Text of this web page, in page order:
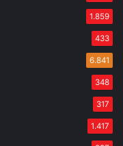
1.859
433
6.841
348
317
1.417